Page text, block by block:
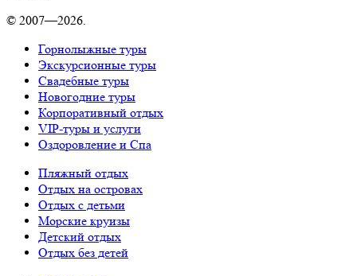
© 2007—2026.
Горнолыжные туры
Экскурсионные туры
Свадебные туры
Новогодние туры
Корпоративный отдых
VIP-туры и услуги
Оздоровление и Спа
Пляжный отдых
Отдых на островах
Отдых с детьми
Морские круизы
Детский отдых
Отдых без детей